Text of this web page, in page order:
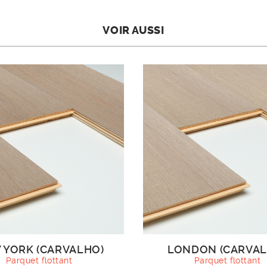
VOIR AUSSI
(CARVALHO)
Parquet flottant
LONDON
Parquet flottant